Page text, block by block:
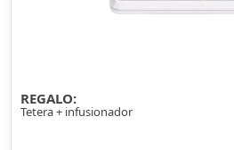
REGALO:
Tetera + infusionador